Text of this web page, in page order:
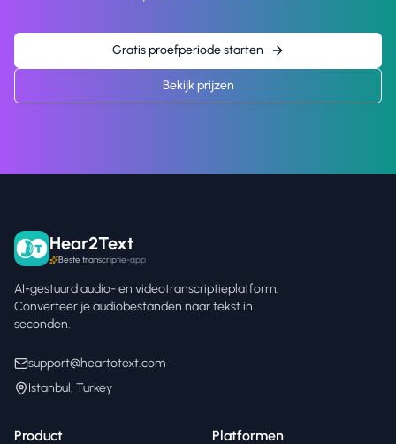
Gratis proefperiode starten
Bekijk prijzen
Hear2Text
Beste transcriptie-app
AI-gestuurd audio- en videotranscriptieplatform.
Converteer je audiobestanden naar tekst in
seconden.
support@heartotext.com
Istanbul, Turkey
Product Platformen